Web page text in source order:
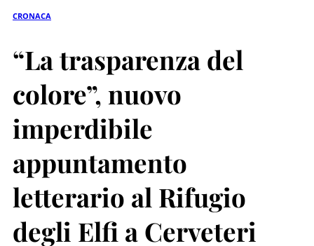
CRONACA
“La trasparenza del
colore”, nuovo
imperdibile
appuntamento
letterario al Rifugio
degli Elfi a Cerveteri